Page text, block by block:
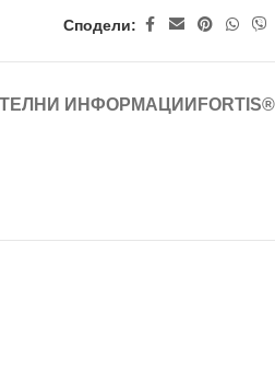
Сподели:
ИНФОРМАЦИИ